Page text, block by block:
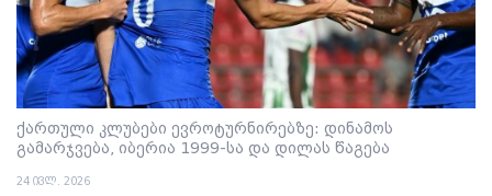
ქართული კლუბები ევროტურნირებზე: დინამოს
გამარჯვება, იბერია 1999-სა და დილას წაგება
24 ივლ. 2026